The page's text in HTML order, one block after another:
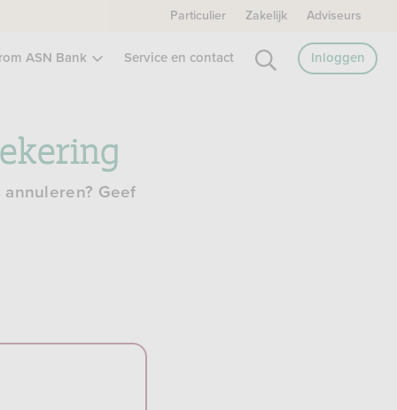
Particulier Zakelijk Adviseurs
ASN Bank Service en contact Inloggen
Geef